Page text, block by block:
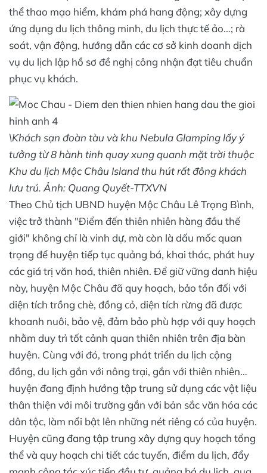
thể thao mạo hiểm, khám phá hang động; xây dựng
ứng dụng du lịch thông minh, du lịch thực tế ảo…; rà
soát, vận động, hướng dẫn các cơ sở kinh doanh dịch
vụ du lịch lập hồ sơ đề nghị công nhận đạt tiêu chuẩn
phục vụ khách.
\Khách sạn đoàn tàu và khu Nebula Glamping lấy ý
tưởng từ 8 hành tinh quay xung quanh mặt trời thuộc
Khu du lịch Mộc Châu Island thu hút rất đông khách
lưu trú. Ảnh: Quang Quyết-TTXVN
Theo Chủ tịch UBND huyện Mộc Châu Lê Trọng Bình,
việc trở thành "Điểm đến thiên nhiên hàng đầu thế
giới" không chỉ là vinh dự, mà còn là dấu mốc quan
trọng để huyện tiếp tục quảng bá, khai thác, phát huy
các giá trị văn hoá, thiên nhiên. Để giữ vững danh hiệu
này, huyện Mộc Châu đã quy hoạch, bảo tồn đối với
diện tích trồng chè, đồng cỏ, diện tích rừng đã được
khoanh nuôi, bảo vệ, đảm bảo phù hợp với quy hoạch
nhằm duy trì tốt cảnh quan thiên nhiên trên địa bàn
huyện. Cùng với đó, trong phát triển du lịch cộng
đồng, du lịch gắn với nông trại, gắn với thiên nhiên…
huyện đang định hướng tập trung sử dụng các vật liệu
thân thiện với môi trường gắn với bản sắc văn hóa các
dân tộc, làm nổi bật lên những nét riêng có của huyện.
Huyện cũng đang tập trung xây dựng quy hoạch tổng
thể và quy hoạch chi tiết các tuyến, điểm du lịch, đẩy